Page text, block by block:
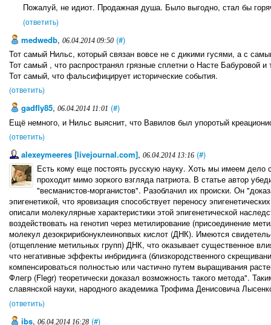
Пожалуй, не идиот. Продажная душа. Было выгодно, стал бы
(ответить)
medwedb, 06.04.2014 09:50 (#)
Тот самый Нильс, который связан вовсе не с дикими гусями, а с
Тот самый , что распространял грязные сплетни о Насте Бабуровой и
Тот самый, что фальсифицирует исторические события.
(ответить)
gadfly85, 06.04.2014 11:01 (#)
Ещё немного, и Нильс выяснит, что Вавилов был упоротый
(ответить)
alexeymeeres [livejournal.com], 06.04.2014 13:16 (#)
Есть кому еще постоять русскую науку. Хоть мы имеем дело
проходит мимо зоркого взгляда патриота. В статье автор
"весманистов-морганистов". Разоблачил их происки. Он
эпигенетикой, что яровизация способствует переносу
описали молекулярные характеристики этой эпигенетической
воздействовать на генотип через метилирование (присоединение
молекул дезокририбонуклеинопвых кислот (ДНК). Имеются
(отщепление метильных групп) ДНК, что оказывает существенное
что негативные эффекты инбридинга (близкородственного
компенсироваться полностью или частично путем выращивания
Флегр (Flegr) теоретически доказал возможность такого метода".
славянской науки, народного академика Трофима Денисовича
(ответить)
ibs, 06.04.2014 16:28 (#)